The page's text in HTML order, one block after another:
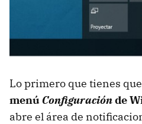
Lo primero que tienes
menúConfiguraciónde
abre el área de